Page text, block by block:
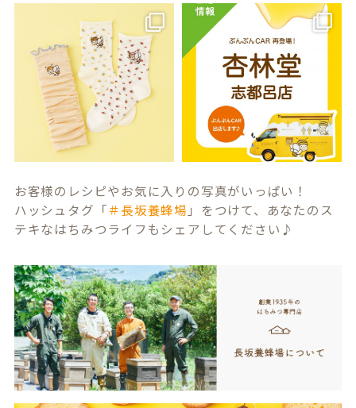
お客様のレシピやお気に入りの写真がいっぱい！
ハッシュタグ「＃長坂養蜂場 」をつけて、あなたのス
テキなはちみつライフもシェアしてください♪